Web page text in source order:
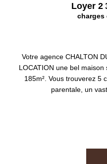
Loyer 2
charges
Votre agence CHALTON
LOCATION une bel
185m². Vous trouverez 5
parentale, un